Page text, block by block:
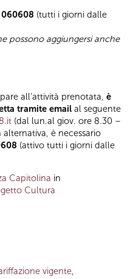
(tutti i giorni dalle
possono aggiungersi anche
all’attività prenotata, è
tramite email al seguente
(dal lun.al giov. ore 8.30 –
è necessario
(attivo tutti i giorni dalle
Capitolina in
Cultura
vigente,